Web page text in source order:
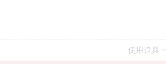
使用道具